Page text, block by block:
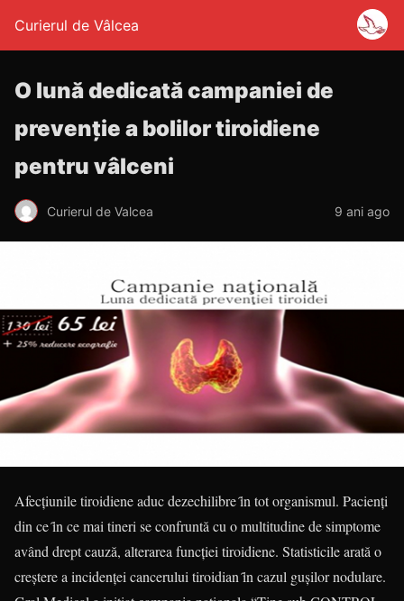
Curierul de Vâlcea
O lună dedicată campaniei de
prevenţie a bolilor tiroidiene
pentru vâlceni
Curierul de Valcea 9 ani ago
Afecţiunile tiroidiene aduc dezechilibre ȋn tot organismul. Pacienţi
din ce ȋn ce mai tineri se confruntă cu o multitudine de simptome
având drept cauză, alterarea funcţiei tiroidiene. Statisticile arată o
creștere a incidenţei cancerului tiroidian ȋn cazul gușilor nodulare.